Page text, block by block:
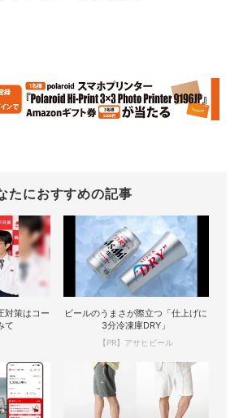
たにおすすめの記事
対策はコー
て
ビールのうまさが際立つ「仕上げに
3分冷凍庫DRY」
【PR】アサヒビール